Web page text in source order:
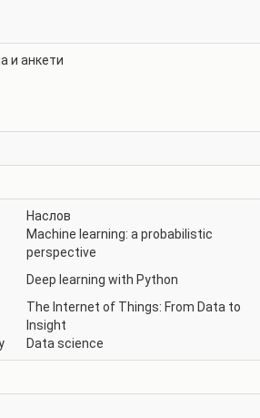
и анкети
Наслов
Machine learning: a probabilistic
perspective
Deep learning with Python
The Internet of Things: From Data to
Insight
Data science